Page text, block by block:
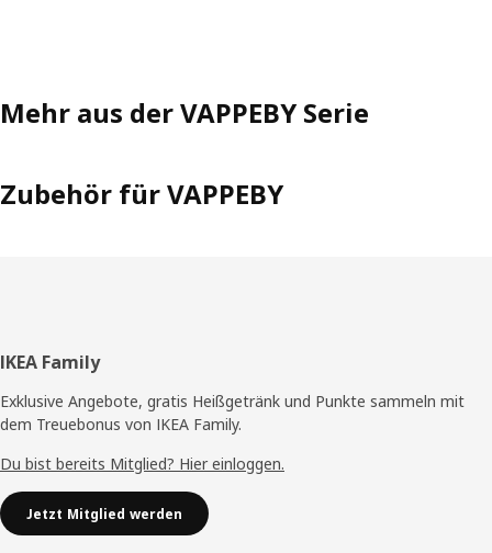
Mehr aus der VAPPEBY Serie
Zubehör für VAPPEBY
Fußzeile
IKEA Family
Exklusive Angebote, gratis Heißgetränk und Punkte sammeln mit
dem Treuebonus von IKEA Family.
Du bist bereits Mitglied? Hier einloggen.
Jetzt Mitglied werden